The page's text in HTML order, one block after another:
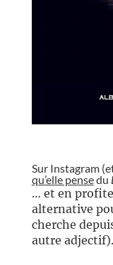
Sur Instagram
qu’elle pensedu
… et en
alternative
cherche
autre adjectif).